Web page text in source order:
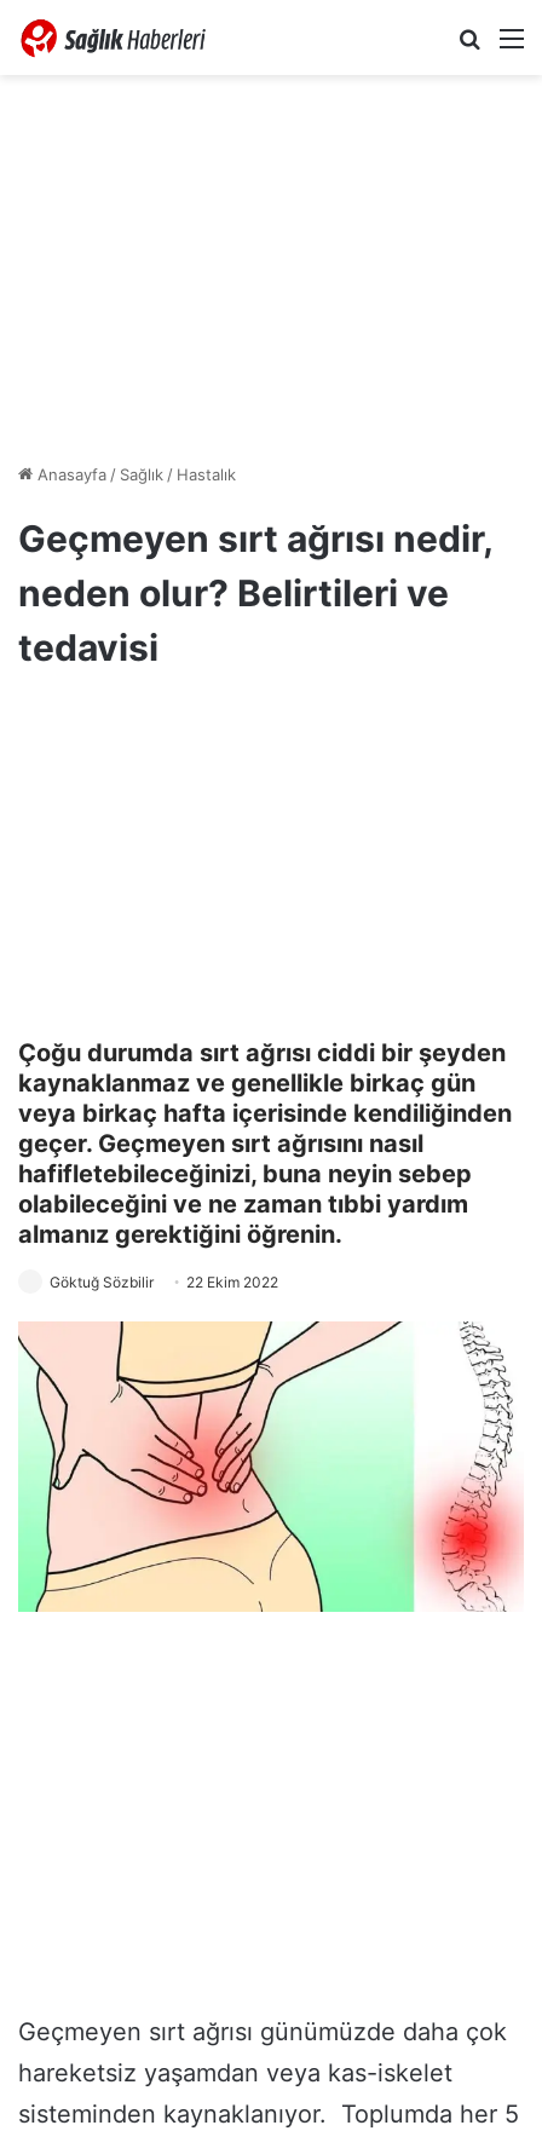
Anasayfa/ Sağlık/ Hastalık
Geçmeyen sırt ağrısı nedir,
neden olur? Belirtileri ve
tedavisi
Çoğu durumda sırt ağrısı ciddi bir şeyden
kaynaklanmaz ve genellikle birkaç gün
veya birkaç hafta içerisinde kendiliğinden
geçer. Geçmeyen sırt ağrısını nasıl
hafifletebileceğinizi, buna neyin sebep
olabileceğini ve ne zaman tıbbi yardım
almanız gerektiğini öğrenin.
Göktuğ Sözbilir 22 Ekim 2022
Geçmeyen sırt ağrısı günümüzde daha çok
hareketsiz yaşamdan veya kas-iskelet
sisteminden kaynaklanıyor. Toplumda her 5